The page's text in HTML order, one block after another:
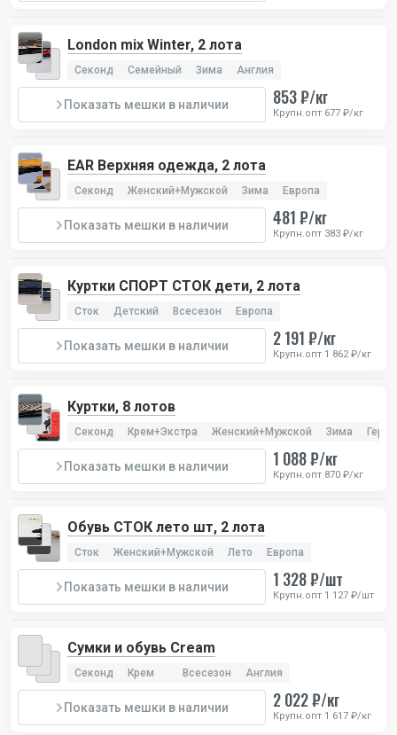
London mix Winter, 2 лота
Секонд Семейный Зима Англия
Показать мешки в наличии 853 ₽/кг
Крупн.опт 677 ₽/кг
EAR Верхняя одежда, 2 лота
Секонд Женский+Мужской Зима Европа
Показать мешки в наличии 481 ₽/кг
Крупн.опт 383 ₽/кг
Куртки СПОРТ СТОК дети, 2 лота
Сток Детский Всесезон Европа
Показать мешки в наличии 2 191 ₽/кг
Крупн.опт 1 862 ₽/кг
Куртки, 8 лотов
Секонд Крем+Экстра Женский+Мужской Зима
Показать мешки в наличии 1 088 ₽/кг
Крупн.опт 870 ₽/кг
Обувь СТОК лето шт, 2 лота
Сток Женский+Мужской Лето Европа
Показать мешки в наличии 1 328 ₽/шт
Крупн.опт 1 127 ₽/шт
Сумки и обувь Cream
Секонд Крем Всесезон Англия
Показать мешки в наличии 2 022 ₽/кг
Крупн.опт 1 617 ₽/кг